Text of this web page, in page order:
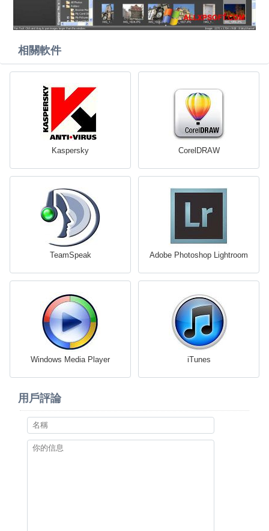
相關軟件
Kaspersky CorelDRAW
TeamSpeak Adobe Photoshop Lightroom
Windows Media Player iTunes
用戶評論